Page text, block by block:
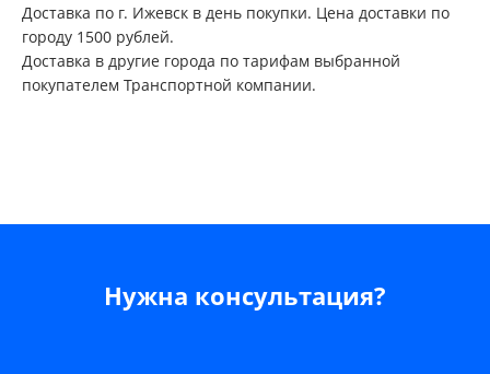
Доставка по г. Ижевск в день покупки. Цена доставки по
городу 1500 рублей.
Доставка в другие города по тарифам выбранной
покупателем Транспортной компании.
Нужна консультация?